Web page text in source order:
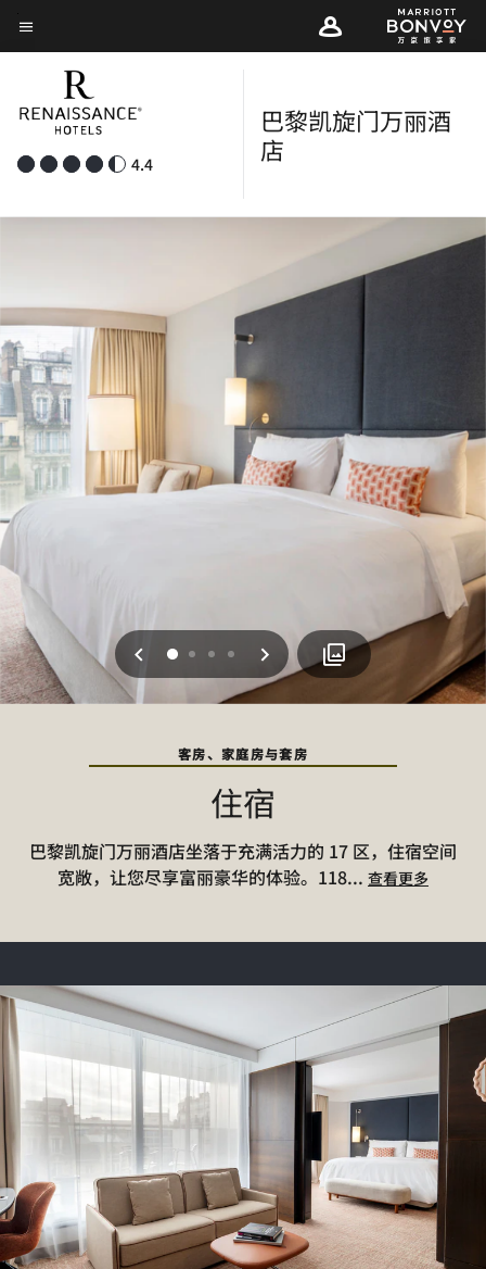
Skip
to
content
菜单文本
4.4
巴黎凯旋门万丽酒
店
上一页
0 1 2 3 下一页
客房、家庭房与套房
住宿
巴黎凯旋门万丽酒店坐落于充满活力的 17 区，住宿空间
宽敞，让您尽享富丽豪华的体验。118... 查看更多